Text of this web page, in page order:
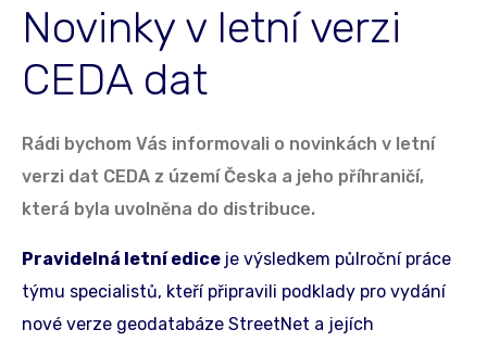
Novinky v letní verzi
CEDA dat
Rádi bychom Vás informovali o novinkách v letní
verzi dat CEDA z území Česka a jeho příhraničí,
která byla uvolněna do distribuce.
Pravidelná letní edice je výsledkem půlroční práce
týmu specialistů, kteří připravili podklady pro vydání
nové verze geodatabáze StreetNet a jejích